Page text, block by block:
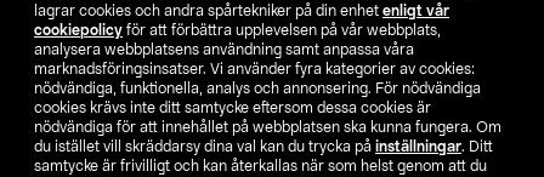
lagrar cookies och andra spårtekniker på din enhet enligt vår
cookiepolicy för att förbättra upplevelsen på vår webbplats,
analysera webbplatsens användning samt anpassa våra
marknadsföringsinsatser. Vi använder fyra kategorier av cookies:
nödvändiga, funktionella, analys och annonsering. För nödvändiga
cookies krävs inte ditt samtycke eftersom dessa cookies är
nödvändiga för att innehållet på webbplatsen ska kunna fungera. Om
du istället vill skräddarsy dina val kan du trycka på inställningar. Ditt
samtycke är frivilligt och kan återkallas när som helst genom att du
SE NO FI